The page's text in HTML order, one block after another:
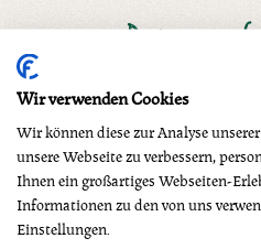
Wir verwenden Cookies
Wir können diese zur Analyse
unsere Webseite zu verbessern,
Ihnen ein großartiges Webseiten-
Informationen zu den von uns
Einstellungen.
Dazu